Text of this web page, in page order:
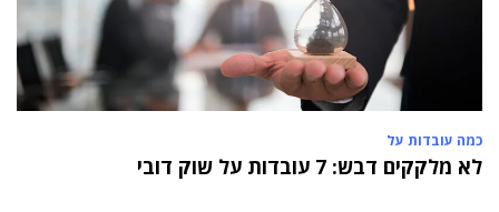
כמה עובדות על
לא מלקקים דבש: 7 עובדות על שוק דובי